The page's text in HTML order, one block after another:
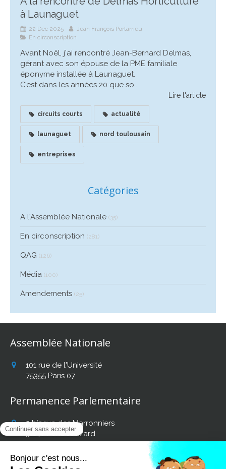
à Launaguet
22 Déc 2025
Jean François Portarrieu
En circonscription
Avant Noêl, j'ai rencontré Jean-Bernard Delmas,
gérant avec son épouse de la PME familiale
éponyme installée à Launaguet.
C’est dans les années 20 que so...
Lire l'article
circuits courts actualité
launaguet nord toulousain
entreprises
Catégories
A l'Assemblée Nationale (35)
En circonscription (281)
QAG (126)
Média (100)
Amendements (25)
Assemblée Nationale
101 rue de l'Université
75355 Paris 07
Permanence Parlementaire
2 bis rue des Marronniers
31140 Fonbeauzard